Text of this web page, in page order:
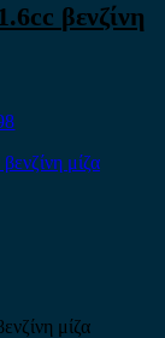
βενζίνη
μίζα